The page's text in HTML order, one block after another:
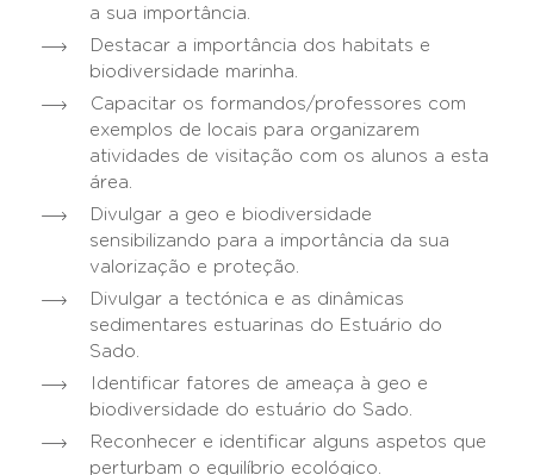
a sua importância.
Destacar a importância dos habitats e
biodiversidade marinha.
Capacitar os formandos/professores com
exemplos de locais para organizarem
atividades de visitação com os alunos a esta
área.
Divulgar a geo e biodiversidade
sensibilizando para a importância da sua
valorização e proteção.
Divulgar a tectónica e as dinâmicas
sedimentares estuarinas do Estuário do
Sado.
Identificar fatores de ameaça à geo e
biodiversidade do estuário do Sado.
Reconhecer e identificar alguns aspetos que
perturbam o equilíbrio ecológico.